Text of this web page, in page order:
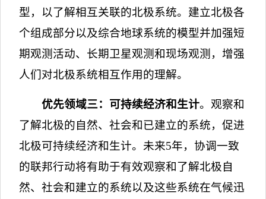
型，以了解相互关联的北极系统。建立北极各
个组成部分以及综合地球系统的模型并加强短
期观测活动、长期卫星观测和现场观测，增强
人们对北极系统相互作用的理解。
优先领域三：可持续经济和生计。观察和
了解北极的自然、社会和已建立的系统，促进
北极可持续经济和生计。未来5年，协调一致
的联邦行动将有助于有效观察和了解北极自
然、社会和建立的系统以及这些系统在气候迅